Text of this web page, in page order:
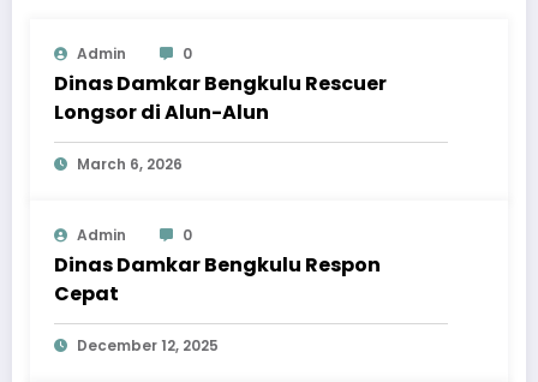
Admin 0
Dinas Damkar Bengkulu Rescuer
Longsor di Alun-Alun
March 6, 2026
Admin 0
Dinas Damkar Bengkulu Respon
Cepat
December 12, 2025